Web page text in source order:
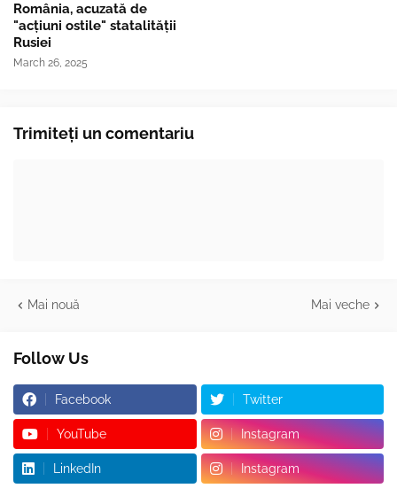
România, acuzată de
"acțiuni ostile" statalității
Rusiei
March 26, 2025
Trimiteți un comentariu
Mai nouă Mai veche
Follow Us
Facebook Twitter
YouTube Instagram
LinkedIn Instagram